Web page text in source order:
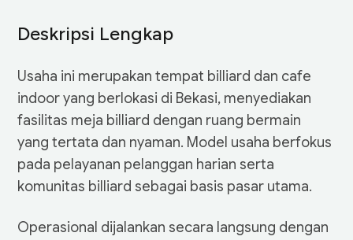
Deskripsi Lengkap
Usaha ini merupakan tempat billiard dan cafe
indoor yang berlokasi di Bekasi, menyediakan
fasilitas meja billiard dengan ruang bermain
yang tertata dan nyaman. Model usaha berfokus
pada pelayanan pelanggan harian serta
komunitas billiard sebagai basis pasar utama.
Operasional dijalankan secara langsung dengan